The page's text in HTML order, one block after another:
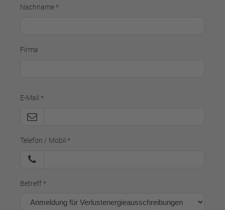
Nachname *
Firma
E-Mail *
Telefon / Mobil *
Betreff *